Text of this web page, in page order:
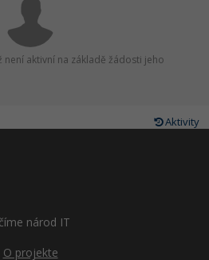
není aktivní na základě žádosti jeho
Aktivity
národ IT
O projekte